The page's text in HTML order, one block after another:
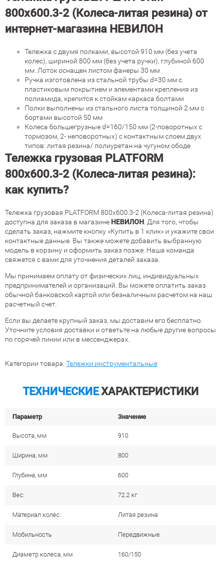
800х600.3-2 (Колеса-литая резина) от
интернет-магазина НЕВИЛОН
Тележка с двумя полками, высотой 910 мм (без учета
колес), шириной 800 мм (без учета ручки), глубиной 600
мм. Лоток оснащен листом фанеры 30 мм
Ручка изготовлена из стальной трубы d=30 мм с
пластиковым покрытием и элементами крепления из
полиамида, крепится к стойкам каркаса болтами
Полки выполнены из стального листа толщиной 2 мм с
бортами высотой 50 мм
Колеса большегрузные d=160/150 мм (2-поворотных с
тормозом, 2- неповоротных) с контактным слоем двух
типов: литая резина/ полиуретан на чугуном ободе
Тележка грузовая PLATFORM
800х600.3-2 (Колеса-литая резина):
как купить?
Тележка грузовая PLATFORM 800х600.3-2 (Колеса-литая резина)
доступна для заказа в магазине НЕВИЛОН . Для того, чтобы
сделать заказ, нажмите кнопку «Купить в 1 клик» и укажите свои
контактные данные. Вы также можете добавить выбранную
модель в корзину и оформить заказ позже. Наша команда
свяжется с вами для уточнения деталей заказа.
Мы принимаем оплату от физических лиц, индивидуальных
предпринимателей и организаций. Вы можете оплатить заказ
обычной банковской картой или безналичным расчетом на наш
расчетный счет.
Если вы делаете крупный заказ, мы доставим его бесплатно.
Уточните условия доставки и ответьте на любые другие вопросы
по горячей линии или в мессенджерах.
Категории товара: Тележки инструментальные
ТЕХНИЧЕСКИЕХАРАКТЕРИСТИКИ
Параметр Значение
Высота, мм 910
Ширина, мм 800
Глубина, мм 600
Вес: 72.2 кг
Материал колес: Литая резина
Мобильность Передвижные
Диаметр колеса, мм 160/150